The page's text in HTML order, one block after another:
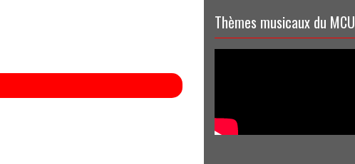
Thèmes musicaux du MCU